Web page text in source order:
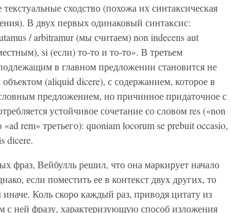
сходство (похожа их синтаксическая
В двух первых одинаковый синтаксис:
/ arbitramur (мы считаем) non indecens aut
si (если) то-то и то-то». В третьем
в главном предложении становится не
(aliquid dicere), с содержанием, которое в
предложением, но причинное придаточное с
устойчивое сочетание со словом res («non
rem» третьего): quoniam locorum se prebuit occasio,
dicere.
фраз, Вейбулль решил, что она маркирует начало
если поместить ее в контекст двух других, то
Коль скоро каждый раз, приводя цитату из
с ней фразу, характеризующую способ изложения